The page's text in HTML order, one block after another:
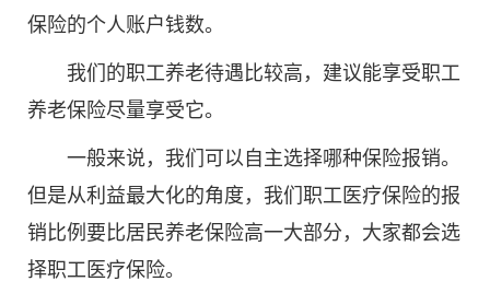
保险的个人账户钱数。
我们的职工养老待遇比较高，建议能享受职工
养老保险尽量享受它。
一般来说，我们可以自主选择哪种保险报销。
但是从利益最大化的角度，我们职工医疗保险的报
销比例要比居民养老保险高一大部分，大家都会选
择职工医疗保险。